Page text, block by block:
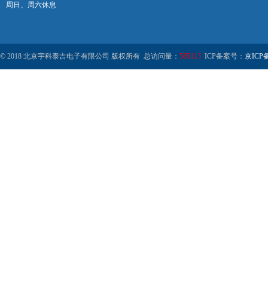
周日、周六休息
© 2018 北京宇科泰吉电子有限公司 版权所有 总访问量： 585113 ICP备案号： 京ICP